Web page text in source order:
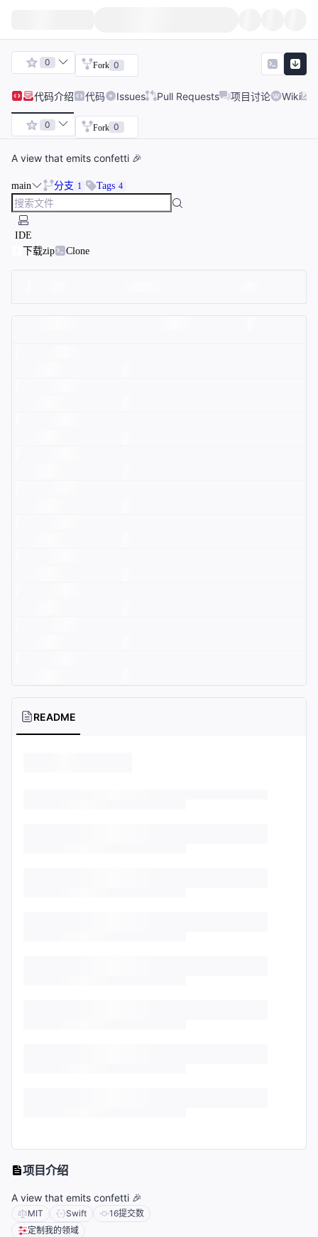
0 Fork 0
代码介绍 代码 Issues Pull Requests 项目讨论 Wiki
0 Fork 0
A view that emits confetti 🎉
main 分支 1 Tags 4
IDE
下载zip
Clone
README
项目介绍
A view that emits confetti 🎉
MIT Swift 16提交数
定制我的领域